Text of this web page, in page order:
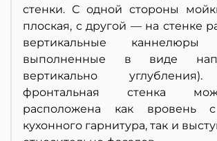
стенки. С одной стороны
плоская, с другой — на стенке
вертикальные каннелюры
выполненные в виде
вертикально
фронтальная стенка
расположена как вровень
кухонного гарнитура, так и